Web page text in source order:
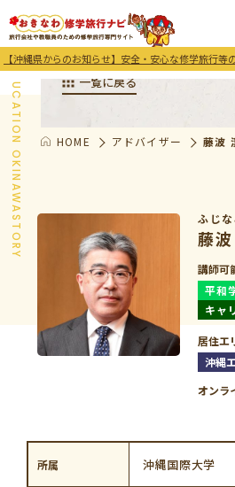
JP
沖縄を知る
お知らせ
プログラム
参加者の声
EDUCATION OKINAWASTORY
アドバイザーのご紹
一覧に戻る
HOME アドバイザー 藤波
ふじ
藤
講師可
平和
キャ
居住エ
沖縄
オンラ
所属 沖縄国際大学